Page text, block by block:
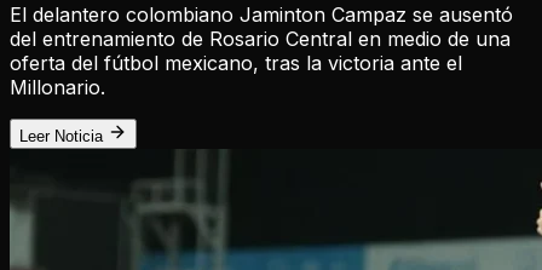
El delantero colombiano Jaminton Campaz se ausentó
del entrenamiento de Rosario Central en medio de una
oferta del fútbol mexicano, tras la victoria ante el
Millonario.
Leer Noticia